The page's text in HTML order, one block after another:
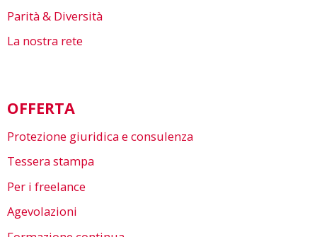
Parità & Diversità
La nostra rete
OFFERTA
Protezione giuridica e consulenza
Tessera stampa
Per i freelance
Agevolazioni